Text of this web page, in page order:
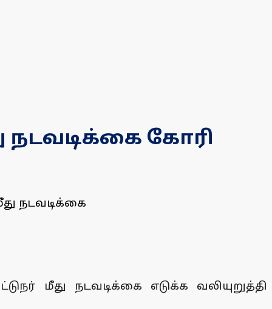
நடவடிக்கை கோரி
நடவடிக்கை
மீது நடவடிக்கை எடுக்க வலியுறுத்தி